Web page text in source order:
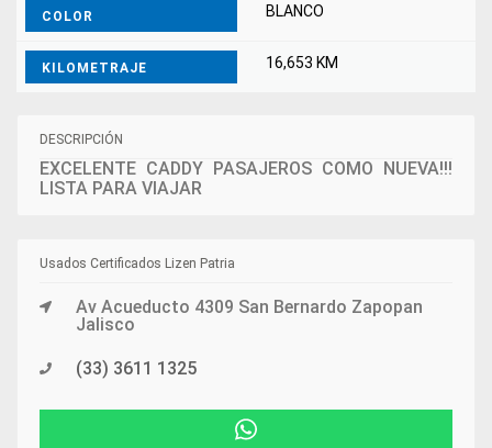
COLOR BLANCO
KILOMETRAJE 16,653 KM
DESCRIPCIÓN
EXCELENTE CADDY PASAJEROS COMO NUEVA!!!
LISTA PARA VIAJAR
Usados Certificados Lizen Patria
Av Acueducto 4309 San Bernardo Zapopan
Jalisco
(33) 3611 1325